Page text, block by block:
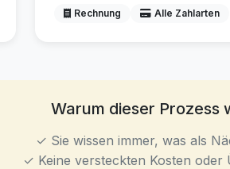
Rechnung Alle Zahlarten
Warum dieser Prozess
✓ Sie wissen immer, was als
✓ Keine versteckten Kosten oder